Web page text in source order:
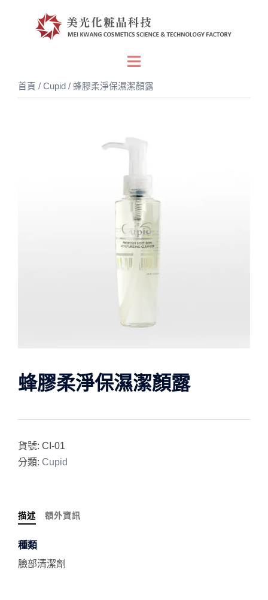
Toggle
首頁 / Cupid / 蜂膠柔淨保濕潔顏露
蜂膠柔淨保濕潔顏露
貨號: CI-01
分類: Cupid
描述 額外資訊
種類
臉部清潔劑